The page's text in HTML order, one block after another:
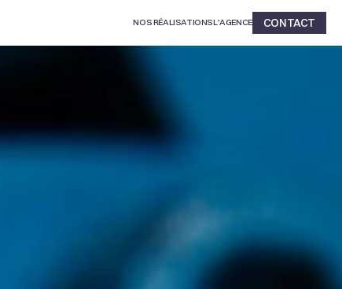
NOS RÉALISATIONSL'AGENCE CONTACT